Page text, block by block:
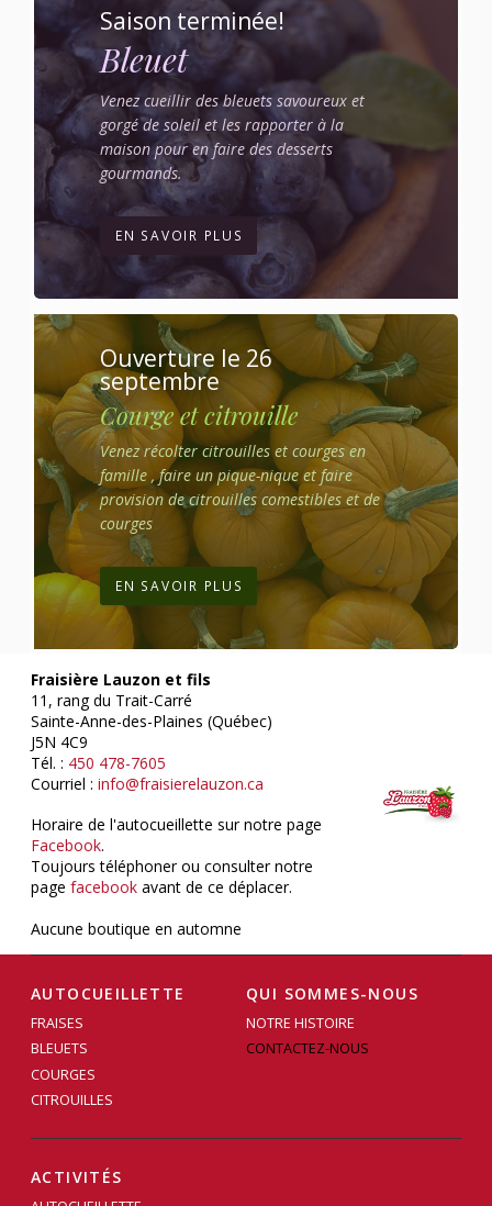
Saison terminée!
Bleuet
Venez cueillir des bleuets savoureux et
gorgé de soleil et les rapporter à la
maison pour en faire des desserts
gourmands.
EN SAVOIR PLUS
Ouverture le 26
septembre
Courge et citrouille
Venez récolter citrouilles et courges en
famille , faire un pique-nique et faire
provision de citrouilles comestibles et de
courges
EN SAVOIR PLUS
Fraisière Lauzon et fils
11, rang du Trait-Carré
Sainte-Anne-des-Plaines (Québec)
J5N 4C9
Tél. : 450 478-7605
Courriel : info@fraisierelauzon.ca
Horaire de l'autocueillette sur notre page
Facebook.
Toujours téléphoner ou consulter notre
page facebook avant de ce déplacer.
Aucune boutique en automne
AUTOCUEILLETTE
FRAISES
BLEUETS
COURGES
CITROUILLES
QUI SOMMES-NOUS
NOTRE HISTOIRE
CONTACTEZ-NOUS
ACTIVITÉS